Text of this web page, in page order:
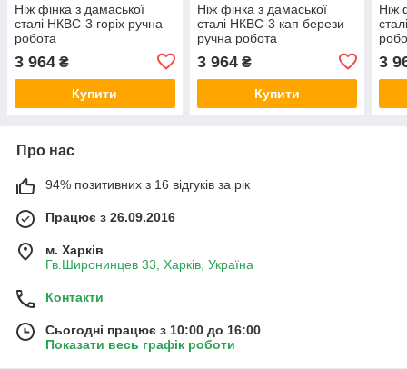
Ніж фінка з дамаської
сталі НКВС-3 горіх ручна
робота
3 964 ₴
Купити
Ніж фінка з дамаської
сталі НКВС-3 кап берези
ручна робота
3 964₴
Купити
Ніж
3
Про нас
94% позитивних з 16 відгуків за рік
Працює з 26.09.2016
м. Харків
Гв.Широнинцев 33, Харків, Україна
Контакти
Сьогодні працює з 10:00 до 16:00
Показати весь графік роботи